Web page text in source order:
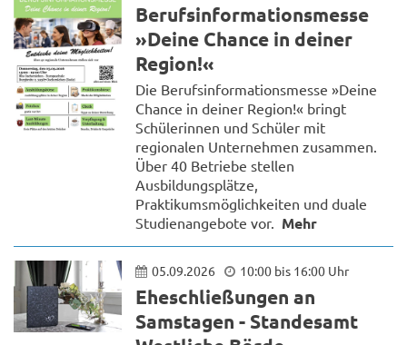
Berufsinformationsmesse
»Deine Chance in deiner
Region!«
Die Berufsinformationsmesse »Deine
Chance in deiner Region!« bringt
Schülerinnen und Schüler mit
regionalen Unternehmen zusammen.
Über 40 Betriebe stellen
Ausbildungsplätze,
Praktikumsmöglichkeiten und duale
Studienangebote vor. Mehr
05.09.2026 10:00 bis 16:00 Uhr
Eheschließungen an
Samstagen - Standesamt